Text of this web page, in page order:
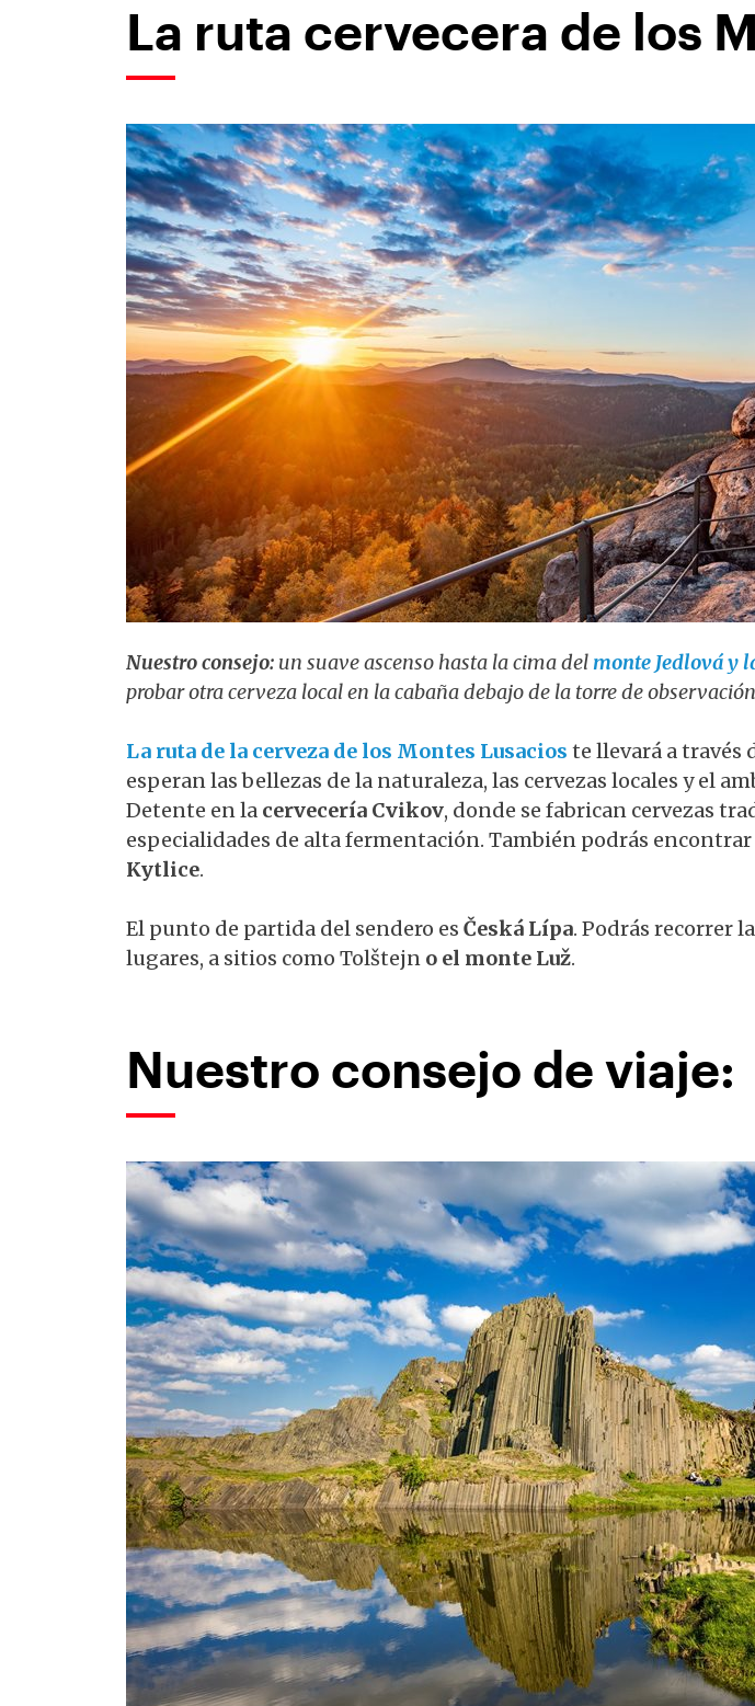
La ruta cervecera de los
Nuestro consejo: un suave ascenso hasta la cima delmonte Jedlová y
probar otra cerveza local en la cabaña debajo de la torre de
La ruta de la cerveza de los Montes Lusacios te llevará a través
esperan las bellezas de la naturaleza, las cervezas locales y el
Detente en la cervecería Cvikov, donde se fabrican cervezas
especialidades de alta fermentación. También podrás
Kytlice.
El punto de partida del sendero es Česká Lípa. Podrás recorrer
lugares, a sitios como Tolštejn o el monte Luž.
Nuestro consejo de viaje: